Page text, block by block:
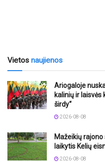
Vietos naujienos
Ariogaloje
kalinių ir laisvės
širdy“
2026-08-08
Mažeikių
laikytis Kelių
2026-08-08